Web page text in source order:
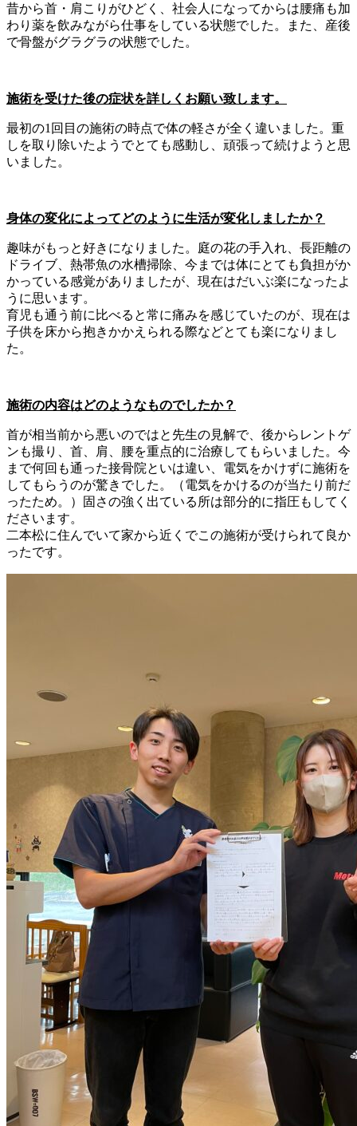
昔から首・肩こりがひどく、社会人になってからは腰痛も加
わり薬を飲みながら仕事をしている状態でした。また、産後
で骨盤がグラグラの状態でした。
施術を受けた後の症状を詳しくお願い致します。
最初の1回目の施術の時点で体の軽さが全く違いました。重
しを取り除いたようでとても感動し、頑張って続けようと思
いました。
身体の変化によってどのように生活が変化しましたか？
趣味がもっと好きになりました。庭の花の手入れ、長距離の
ドライブ、熱帯魚の水槽掃除、今までは体にとても負担がか
かっている感覚がありましたが、現在はだいぶ楽になったよ
うに思います。
育児も通う前に比べると常に痛みを感じていたのが、現在は
子供を床から抱きかかえられる際などとても楽になりまし
た。
施術の内容はどのようなものでしたか？
首が相当前から悪いのではと先生の見解で、後からレントゲ
ンも撮り、首、肩、腰を重点的に治療してもらいました。今
まで何回も通った接骨院といは違い、電気をかけずに施術を
してもらうのが驚きでした。（電気をかけるのが当たり前だ
ったため。）固さの強く出ている所は部分的に指圧もしてく
ださいます。
二本松に住んでいて家から近くでこの施術が受けられて良か
ったです。